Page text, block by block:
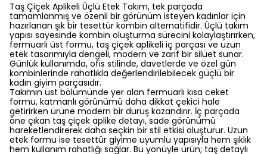
Taş Çiçek Aplikeli Üçlü Etek Takım, tek parçada
tamamlanmış ve özenli bir görünüm isteyen kadınlar için
hazırlanan şık bir tesettür kombin alternatifidir. Üçlü takım
yapısı sayesinde kombin oluşturma sürecini kolaylaştırırken,
fermuarlı üst formu, taş çiçek aplikeli iç parçası ve uzun
etek tasarımıyla dengeli, modern ve zarif bir silüet sunar.
Günlük kullanımda, ofis stilinde, davetlerde ve özel gün
kombinlerinde rahatlıkla değerlendirilebilecek güçlü bir
kadın giyim parçasıdır.
Takımın üst bölümünde yer alan fermuarlı kısa ceket
formu, katmanlı görünümü daha dikkat çekici hale
getirirken ürüne modern bir duruş kazandırır. İç parçada
öne çıkan taş çiçek aplike detayı, sade görünümü
hareketlendirerek daha seçkin bir stil etkisi oluşturur. Uzun
etek formu ise tesettür giyime uyumlu yapısıyla hem şıklık
hem kullanım rahatlığı sağlar. Bu yönüyle ürün; taş detaylı